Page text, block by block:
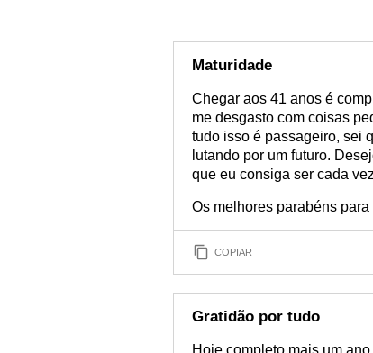
Maturidade
Chegar aos 41 anos é
me desgasto com coisas
tudo isso é passageiro, sei
lutando por um futuro.
que eu consiga ser cada
Os melhores parabéns
COPIAR
Gratidão por tudo
Hoje completo mais um